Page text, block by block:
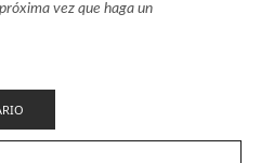
vez que haga un